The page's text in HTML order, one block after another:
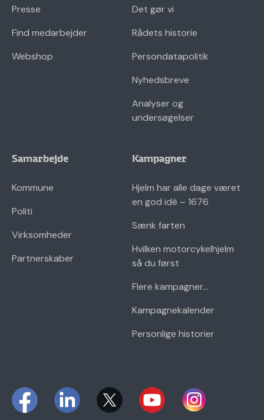
Presse
Find medarbejder
Webshop
Det gør vi
Rådets historie
Persondatapolitik
Nyhedsbreve
Analyser og
undersøgelser
Samarbejde
Kommune
Politi
Virksomheder
Partnerskaber
Kampagner
Hjelm har alle dage været
en god idé – 1676
Sænk farten
Hvilken motorcykelhjelm
så du først
Flere kampagner...
Kampagnekalender
Personlige historier